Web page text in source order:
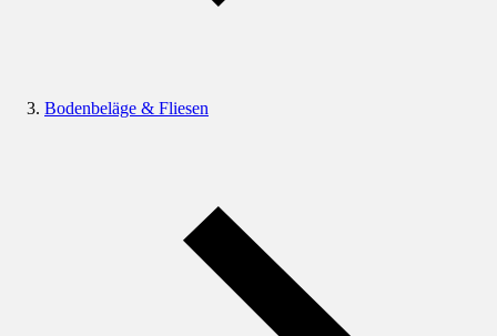
Bodenbeläge & Fliesen